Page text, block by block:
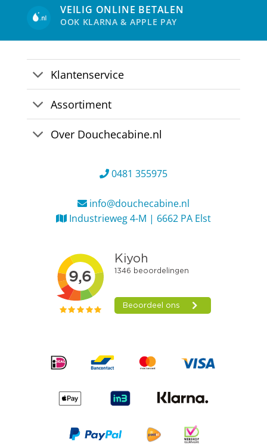
VEILIG ONLINE BETALEN
OOK KLARNA & APPLE PAY
Klantenservice
Assortiment
Over Douchecabine.nl
0481 355975
info@douchecabine.nl
Industrieweg 4-M | 6662 PA Elst